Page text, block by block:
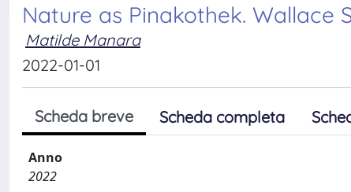
Nature as Pinakothek. Wallace
Matilde Manara
2022-01-01
Scheda breve Scheda completa
Anno
2022